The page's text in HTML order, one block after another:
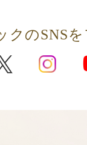
クのSNS